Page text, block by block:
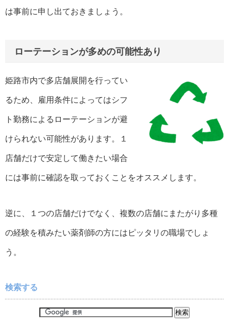
は事前に申し出ておきましょう。
ローテーションが多めの可能性あり
姫路市内で多店舗展開を行ってい
るため、雇用条件によってはシフ
ト勤務によるローテーションが避
けられない可能性があります。１
店舗だけで安定して働きたい場合
には事前に確認を取っておくことをオススメします。
逆に、１つの店舗だけでなく、複数の店舗にまたがり多種
の経験を積みたい薬剤師の方にはピッタリの職場でしょ
う。
検索する